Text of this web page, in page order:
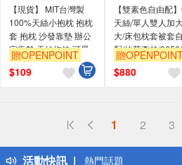
【現貨】 MIT台灣製
100%天絲小抱枕 抱枕
套 抱枕 沙發靠墊 辦公
室靠墊 天絲抱枕 可愛
卡通款
贈OPENPOINT
$109
【雙素色自由配
天絲/單人雙人加
大/床包枕套被套
配/抹茶森林/
台灣製
贈
$880
1 2 3
活動快訊
詐騙網頁！請小心！
得獎公告
熱門話題